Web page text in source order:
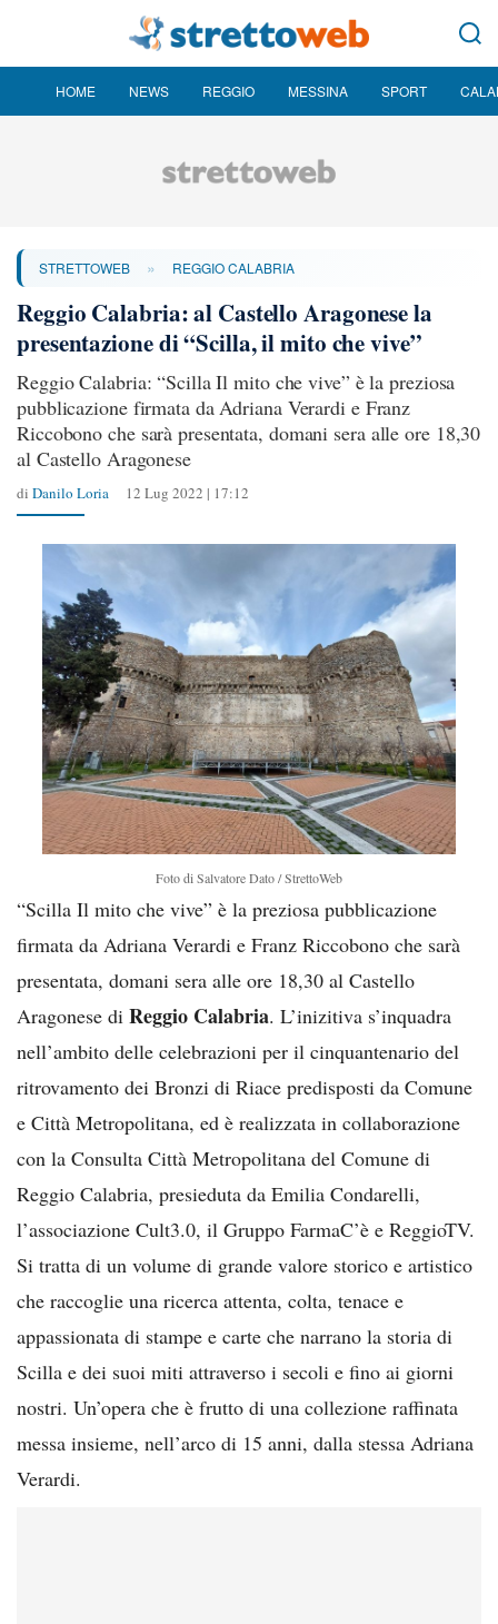
HOME NEWS REGGIO MESSINA SPORT
STRETTOWEB » REGGIO CALABRIA
Reggio Calabria: al Castello Aragonese la
presentazione di “Scilla, il mito che vive”
Reggio Calabria: “Scilla Il mito che vive” è la preziosa
pubblicazione firmata da Adriana Verardi e Franz
Riccobono che sarà presentata, domani sera alle ore 18,30
al Castello Aragonese
di Danilo Loria 12 Lug 2022 | 17:12
Foto di Salvatore Dato / StrettoWeb
“Scilla Il mito che vive” è la preziosa pubblicazione
firmata da Adriana Verardi e Franz Riccobono che sarà
presentata, domani sera alle ore 18,30 al Castello
Aragonese di Reggio Calabria. L’inizitiva s’inquadra
nell’ambito delle celebrazioni per il cinquantenario del
ritrovamento dei Bronzi di Riace predisposti da Comune
e Città Metropolitana, ed è realizzata in collaborazione
con la Consulta Città Metropolitana del Comune di
Reggio Calabria, presieduta da Emilia Condarelli,
l’associazione Cult3.0, il Gruppo FarmaC’è e ReggioTV.
Si tratta di un volume di grande valore storico e artistico
che raccoglie una ricerca attenta, colta, tenace e
appassionata di stampe e carte che narrano la storia di
Scilla e dei suoi miti attraverso i secoli e fino ai giorni
nostri. Un’opera che è frutto di una collezione raffinata
messa insieme, nell’arco di 15 anni, dalla stessa Adriana
Verardi.